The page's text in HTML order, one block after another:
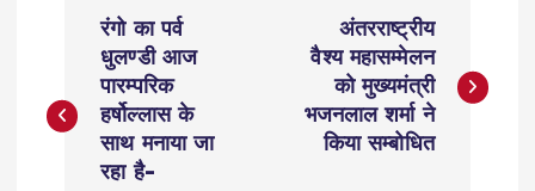
s
रंगो का पर्व
धुलण्डी आज
पारम्परिक
हर्षोल्लास के
साथ मनाया जा
रहा है-
अंतरराष्ट्रीय
वैश्य महासम्मेलन
को मुख्यमंत्री
भजनलाल शर्मा ने
किया सम्बोधित